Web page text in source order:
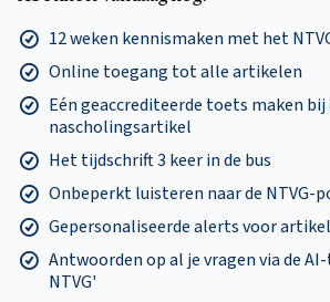
12 weken kennismaken met het
Online toegang tot alle artikelen
Eén geaccrediteerde toets maken bij
nascholingsartikel
Het tijdschrift 3 keer in de bus
Onbeperkt luisteren naar de NTVG-
Gepersonaliseerde alerts voor
Antwoorden op al je vragen via de
NTVG'